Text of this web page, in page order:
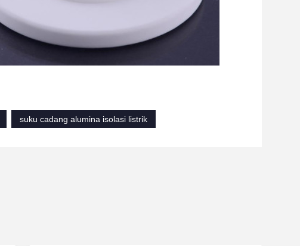
suku cadang alumina isolasi listrik